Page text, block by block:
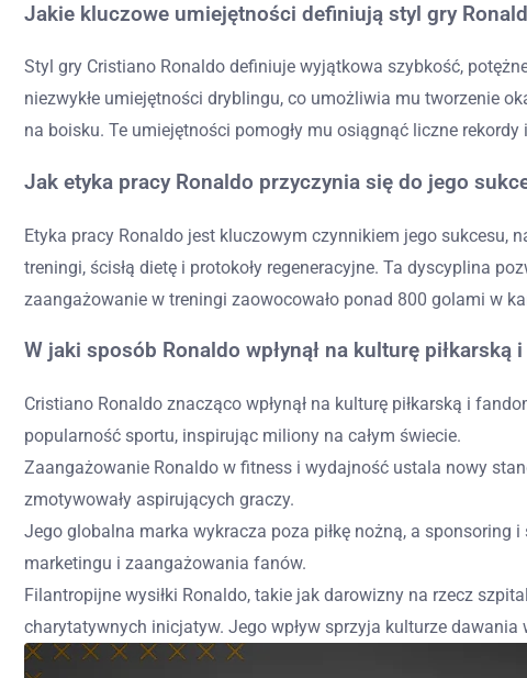
Jakie kluczowe umiejętności definiują styl gry
Styl gry Cristiano Ronaldo definiuje wyjątkowa szybkość,
niezwykłe umiejętności dryblingu, co umożliwia mu tworzenie
na boisku. Te umiejętności pomogły mu osiągnąć liczne
Jak etyka pracy Ronaldo przyczynia się do jego
Etyka pracy Ronaldo jest kluczowym czynnikiem jego sukcesu,
treningi, ścisłą dietę i protokoły regeneracyjne. Ta dyscyplina
zaangażowanie w treningi zaowocowało ponad 800 golami w
W jaki sposób Ronaldo wpłynął na kulturę piłkarską
Cristiano Ronaldo znacząco wpłynął na kulturę piłkarską i
popularność sportu, inspirując miliony na całym świecie.
Zaangażowanie Ronaldo w fitness i wydajność ustala nowy
zmotywowały aspirujących graczy.
Jego globalna marka wykracza poza piłkę nożną, a sponsoring
marketingu i zaangażowania fanów.
Filantropijne wysiłki Ronaldo, takie jak darowizny na rzecz
charytatywnych inicjatyw. Jego wpływ sprzyja kulturze dawania